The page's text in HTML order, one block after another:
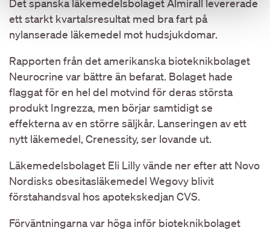
Det spanska läkemedelsbolaget Almirall levererade
ett starkt kvartalsresultat med bra fart på
nylanserade läkemedel mot hudsjukdomar.
Rapporten från det amerikanska bioteknikbolaget
Neurocrine var bättre än befarat. Bolaget hade
flaggat för en hel del motvind för deras största
produkt Ingrezza, men börjar samtidigt se
effekterna av en större säljkår. Lanseringen av ett
nytt läkemedel, Crenessity, ser lovande ut.
Läkemedelsbolaget Eli Lilly vände ner efter att Novo
Nordisks obesitasläkemedel Wegovy blivit
förstahandsval hos apotekskedjan CVS.
Förväntningarna var höga inför bioteknikbolaget